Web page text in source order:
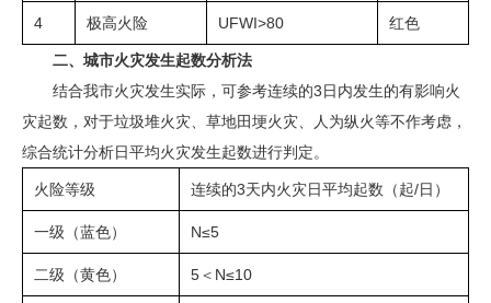
4 极高火险 UFWI>80 红色
二、 城市火灾发生起数分析法
结合我市火灾发生实际，可参考连续的3日内发生的有影响火
灾起数，对于垃圾堆火灾、草地田埂火灾、人为纵火等不作考虑，
综合统计分析日平均火灾发生起数进行判定。
火险等级 连续的3天内火灾日平均起数（起/日）
一级（蓝色） N≤5
二级（黄色） 5＜N≤10